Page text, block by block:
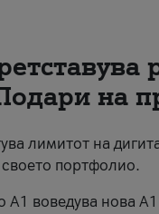
на
лимитот на
портфолио.
воведува нова